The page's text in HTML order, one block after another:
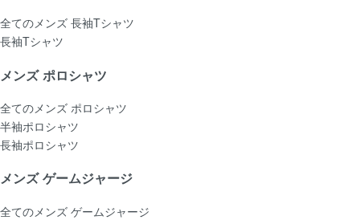
全てのメンズ 長袖Tシャツ
長袖Tシャツ
メンズ ポロシャツ
全てのメンズ ポロシャツ
半袖ポロシャツ
長袖ポロシャツ
メンズ ゲームジャージ
全てのメンズ ゲームジャージ